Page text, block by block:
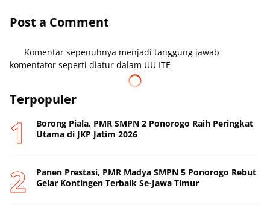
Post a Comment
Komentar sepenuhnya menjadi tanggung jawab
komentator seperti diatur dalam UU ITE
Terpopuler
Borong Piala, PMR SMPN 2 Ponorogo Raih Peringkat
Utama di JKP Jatim 2026
Panen Prestasi, PMR Madya SMPN 5 Ponorogo Rebut
Gelar Kontingen Terbaik Se-Jawa Timur